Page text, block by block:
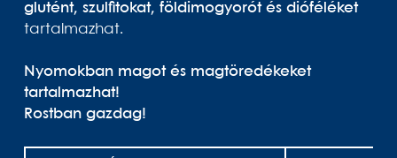
glutént, szulfitokat, földimogyorót és dióféléket
tartalmazhat.
Nyomokban magot és magtöredékeket
tartalmazhat!
Rostban gazdag!